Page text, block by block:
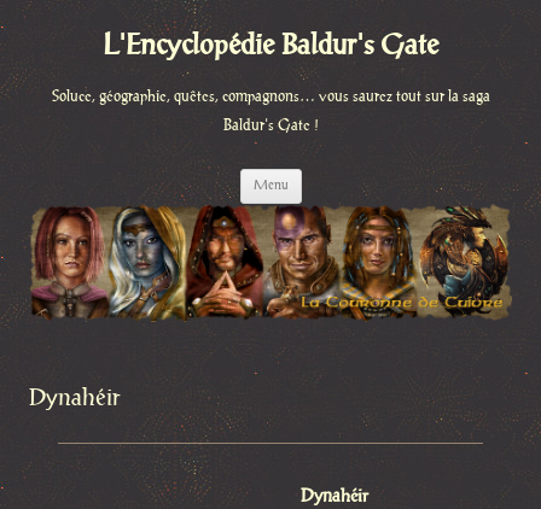
L'Encyclopédie Baldur's Gate
Soluce, géographie, quêtes, compagnons… vous saurez tout sur la saga
Baldur's Gate !
Menu
contenu
Dynahéir
Dynahéir